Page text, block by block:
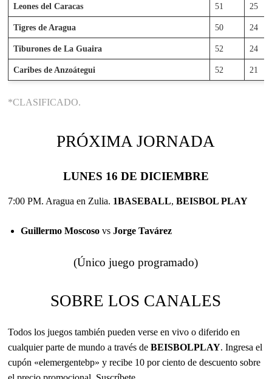
Leones del Caracas 51 25
Tigres de Aragua 50 24
Tiburones de La Guaira 52 24
Caribes de Anzoátegui 52 21
*CLASIFICADO.
PRÓXIMA JORNADA
LUNES 16 DE DICIEMBRE
7:00 PM. Aragua en Zulia. 1BASEBALL,BEISBOL PLAY
Guillermo Moscoso vsJorge Tavárez
(Único juego programado)
SOBRE LOS CANALES
Todos los juegos también pueden verse en vivo o diferido en
cualquier parte de mundo a través deBEISBOLPLAY. Ingresa el
cupón «elemergentebp» y recibe 10 por ciento de descuento sobre